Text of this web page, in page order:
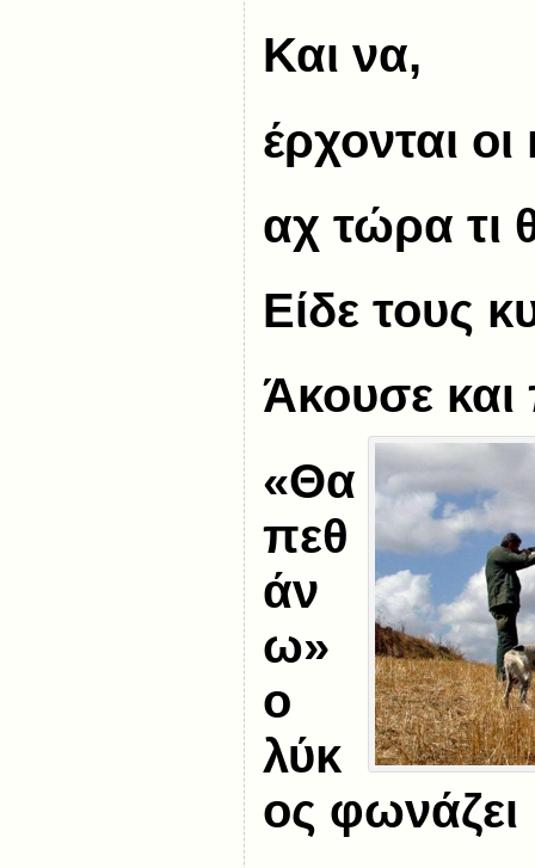
Και να,
έρχονται οι
αχ τώρα τι
Είδε τους
Άκουσε
«Θα
πεθ
άν
ω»
ο
λύκ
ος φωνάζει